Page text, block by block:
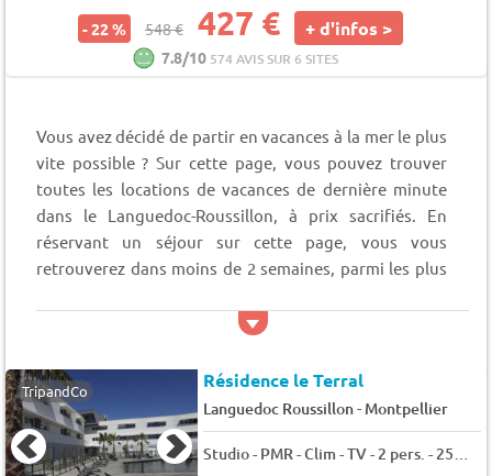
- 22 % 548 € 427 € + d'infos >
7.8/10 574 AVIS SUR 6 SITES
Vous avez décidé de partir en vacances à la mer le plus
vite possible ? Sur cette page, vous pouvez trouver
toutes les locations de vacances de dernière minute
dans le Languedoc-Roussillon, à prix sacrifiés. En
réservant un séjour sur cette page, vous vous
retrouverez dans moins de 2 semaines, parmi les plus
les plus ensoleillés de l'hexagone. Réservez sans tarder
Roussillon, pour vous offrir les joies du farniente, et
les plus belles vacances en bord de mer en France.
La presqu'île de Sète
TripandCo Résidence le Terral
Languedoc Roussillon- Montpellier
Studio - PMR - Clim - TV - 2 pers. - 25m2 - Animaux admis